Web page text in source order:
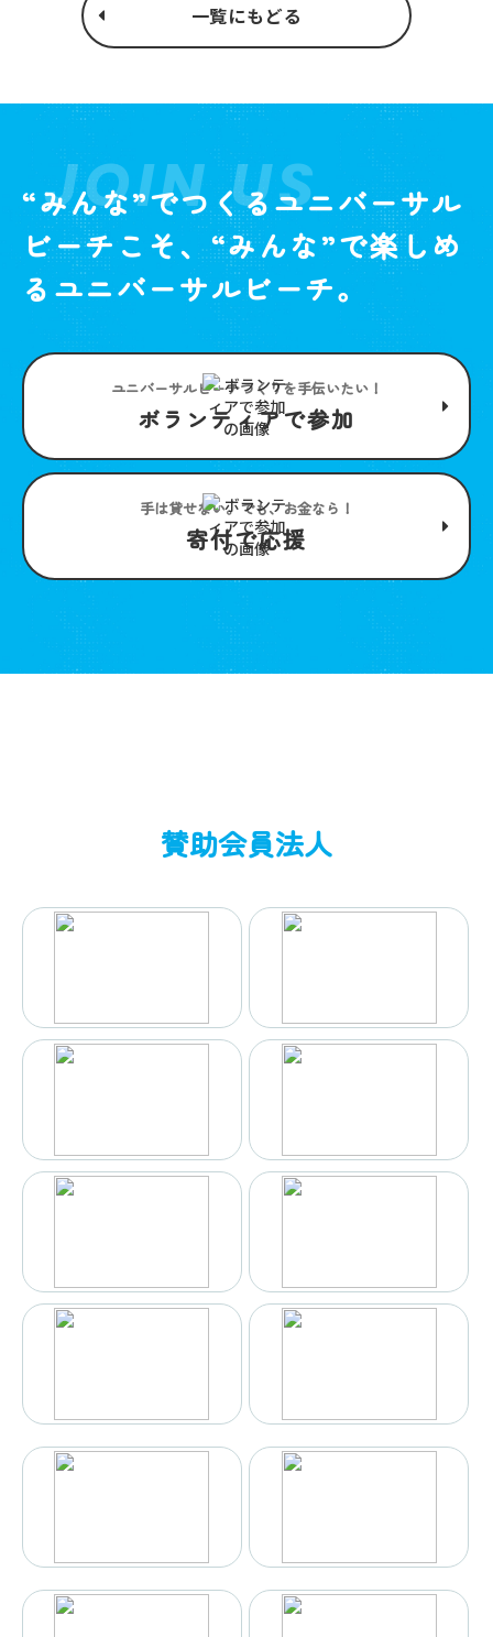
一覧にもどる
JOIN US
“みんな”でつくるユニバーサル
ビーチこそ、“みんな”で楽しめ
るユニバーサルビーチ。
ユニバーサルビーチつくりを手伝いたい！
ボランティアで参加
手は貸せない。でも、お金なら！
寄付で応援
賛助会員法人